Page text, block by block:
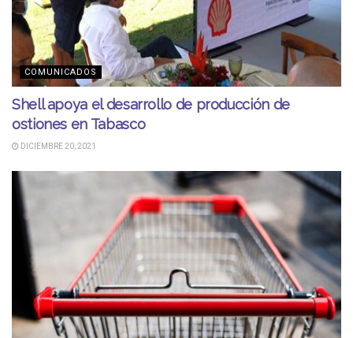
COMUNICADOS
Shell apoya el desarrollo de producción de
ostiones en Tabasco
DICIEMBRE 20, 2021